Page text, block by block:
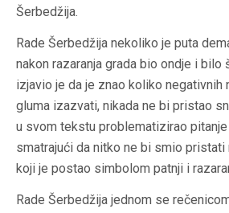
Šerbedžija.
Rade Šerbedžija nekoliko je puta
nakon razaranja grada bio ondje i bilo
izjavio je da je znao koliko negativnih
gluma izazvati, nikada ne bi pristao
u svom tekstu problematizirao
smatrajući da nitko ne bi smio pristati
koji je postao simbolom patnji i
Rade Šerbedžija jednom se